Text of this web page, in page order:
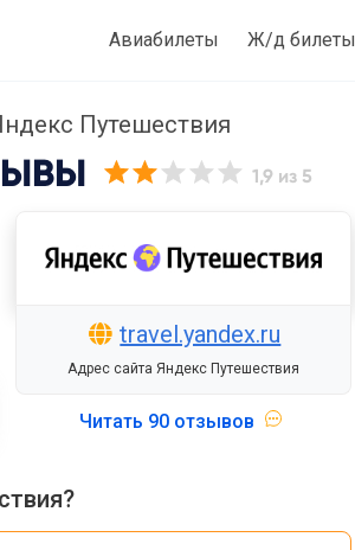
Авиабилеты Ж/д билеты
Путешествия
1,9 из 5
travel.yandex.ru
Адрес сайта Яндекс Путешествия
Читать 90 отзывов